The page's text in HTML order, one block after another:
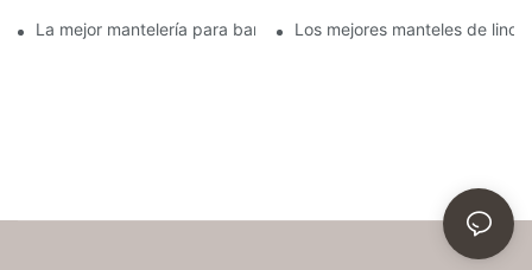
La mejor mantelería para banquetes, mantelería para
Los mejores manteles de lino